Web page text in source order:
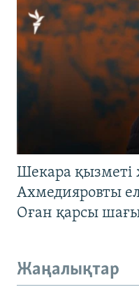
Шекара қызметі
Ахмедияровты
Оған қарсы
Жаңалықтар